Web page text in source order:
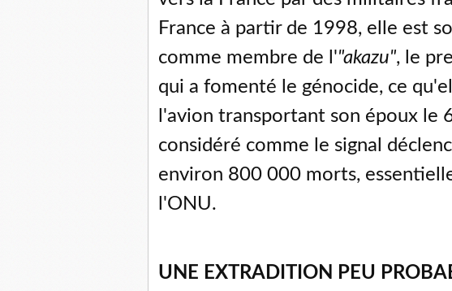
France à partir de 1998, elle est
comme membre de l'"akazu", le
qui a fomenté le génocide, ce
l'avion transportant son époux le
considéré comme le signal
environ 800 000 morts,
l'ONU.
UNE EXTRADITION PEU